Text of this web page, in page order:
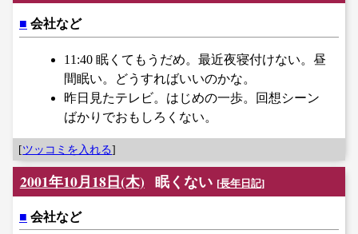
■ 会社など
11:40 眠くてもうだめ。最近夜寝付けない。昼
間眠い。どうすればいいのかな。
昨日見たテレビ。はじめの一歩。回想シーン
ばかりでおもしろくない。
[ツッコミを入れる]
2001年10月18日(木) 眠くない [長年日記]
■ 会社など